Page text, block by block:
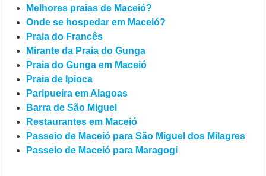
Melhores praias de Maceió?
Onde se hospedar em Maceió?
Praia do Francês
Mirante da Praia do Gunga
Praia do Gunga em Maceió
Praia de Ipioca
Paripueira em Alagoas
Barra de São Miguel
Restaurantes em Maceió
Passeio de Maceió para São Miguel dos Milagres
Passeio de Maceió para Maragogi